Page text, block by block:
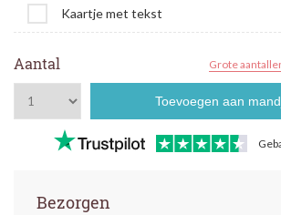
Kaartje met tekst
Aantal Grote
Toevoegen aan
Bezorgen